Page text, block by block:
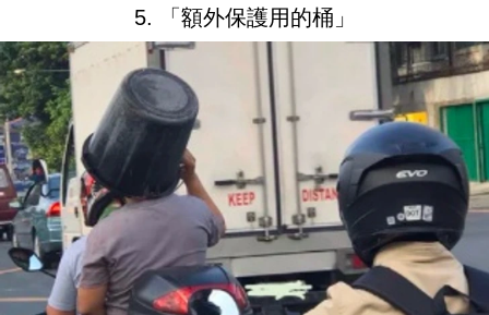
5. 「額外保護用的桶」